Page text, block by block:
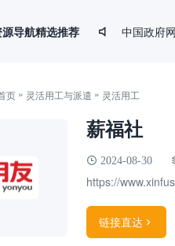
导航精选推荐 
中国政府
国家统计局
页 » 灵活用工与派遣 » 灵活用工
薪福社
2024-08-30
https://
链接直达 